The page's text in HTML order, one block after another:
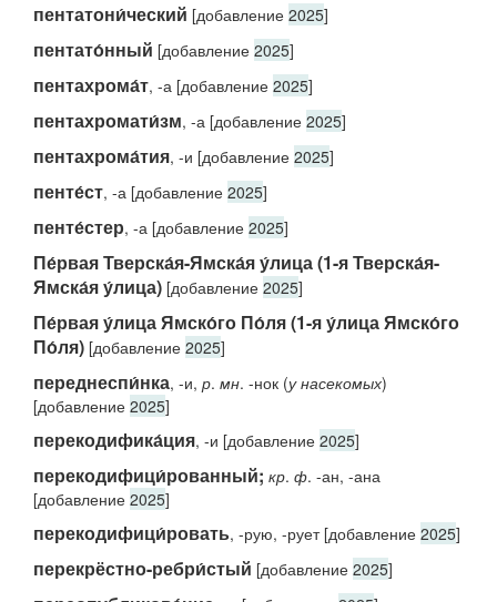
пентатони́ческий [добавление 2025]
пентато́нный [добавление 2025]
пентахрома́т, -а [добавление 2025]
пентахромати́зм, -а [добавление 2025]
пентахрома́тия, -и [добавление 2025]
пенте́ст, -а [добавление 2025]
пенте́стер, -а [добавление 2025]
Пе́рвая Тверска́я-Ямска́я у́лица (1-я Тверска́я-
Ямска́я у́лица) [добавление 2025]
Пе́рвая у́лица Ямско́го По́ля (1-я у́лица Ямско́го
По́ля) [добавление 2025]
переднеспи́нка, -и, р. мн. -нок (у насекомых)
[добавление 2025]
перекодифика́ция, -и [добавление 2025]
перекодифици́рованный; кр. ф. -ан, -ана
[добавление 2025]
перекодифици́ровать, -рую, -рует [добавление 2025]
перекрёстно-ребри́стый [добавление 2025]